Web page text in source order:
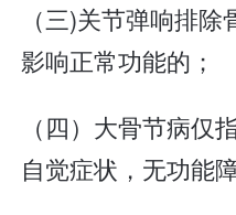
（三)关节弹响排
影响正常功能的；
（四）大骨节病仅
自觉症状，无功能